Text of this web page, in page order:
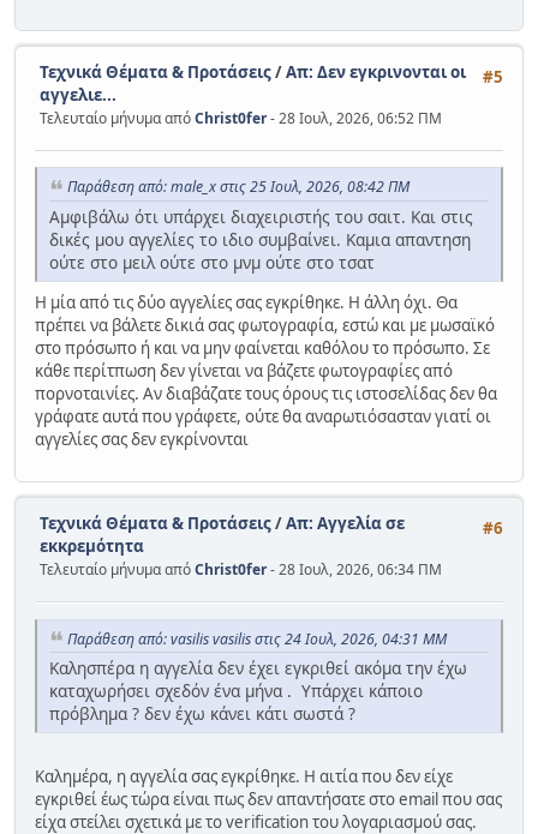
#5
Τεχνικά Θέματα & Προτάσεις/Απ: Δεν εγκρινονται οι
αγγελιε...
Τελευταίο μήνυμα απόChrist0fer- 28 Ιουλ, 2026, 06:52 ΠΜ
Παράθεση από: male_x στις 25 Ιουλ, 2026, 08:42 ΠΜ
Αμφιβάλω ότι υπάρχει διαχειριστής του σαιτ. Και στις
δικές μου αγγελίες το ιδιο συμβαίνει. Καμια απαντηση
ούτε στο μειλ ούτε στο μνμ ούτε στο τσατ
Η μία από τις δύο αγγελίες σας εγκρίθηκε. Η άλλη όχι. Θα
πρέπει να βάλετε δικιά σας φωτογραφία, εστώ και με μωσαϊκό
στο πρόσωπο ή και να μην φαίνεται καθόλου το πρόσωπο. Σε
κάθε περίτπωση δεν γίνεται να βάζετε φωτογραφίες από
πορνοταινίες. Αν διαβάζατε τους όρους τις ιστοσελίδας δεν θα
γράφατε αυτά που γράφετε, ούτε θα αναρωτιόσασταν γιατί οι
αγγελίες σας δεν εγκρίνονται
#6
Τεχνικά Θέματα & Προτάσεις/Απ: Αγγελία σε
εκκρεμότητα
Τελευταίο μήνυμα απόChrist0fer- 28 Ιουλ, 2026, 06:34 ΠΜ
Παράθεση από: vasilis vasilis στις 24 Ιουλ, 2026, 04:31 ΜΜ
Καλησπέρα η αγγελία δεν έχει εγκριθεί ακόμα την έχω
καταχωρήσει σχεδόν ένα μήνα . Υπάρχει κάποιο
πρόβλημα ? δεν έχω κάνει κάτι σωστά ?
Καλημέρα, η αγγελία σας εγκρίθηκε. Η αιτία που δεν είχε
εγκριθεί έως τώρα είναι πως δεν απαντήσατε στο email που σας
είχα στείλει σχετικά με το verification του λογαριασμού σας.